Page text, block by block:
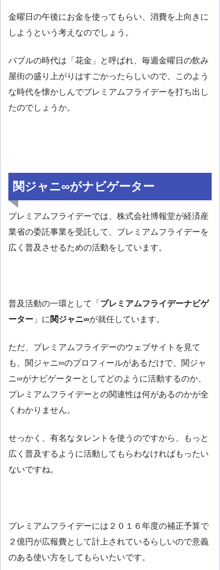
金曜日の午後にお金を使ってもらい、消費を上向きに
しようという考えなのでしょう。
バブルの時代は「花金」と呼ばれ、毎週金曜日の飲み
屋街の盛り上がりはすごかったらしいので、このよう
な時代を懐かしんでプレミアムフライデーを打ち出し
たのでしょうか。
関ジャニ∞がナビゲーター
プレミアムフライデーでは、株式会社博報堂が経済産
業省の委託事業を受託して、プレミアムフライデーを
広く普及させるための活動をしています。
普及活動の一環として「 プレミアムフライデーナビゲ
ーター 」に関ジャニ∞が就任しています。
ただ、プレミアムフライデーのウェブサイトを見て
も、関ジャニ∞のプロフィールがあるだけで、関ジャ
ニ∞がナビゲーターとしてどのように活動するのか、
プレミアムフライデーとの関連性は何があるのかが全
くわかりません。
せっかく、有名なタレントを使うのですから、もっと
広く普及するように活動してもらわなければもったい
ないですね。
プレミアムフライデーには２０１６年度の補正予算で
２億円が広報費として計上されているらしいので意義
のある使い方をしてもらいたいです。